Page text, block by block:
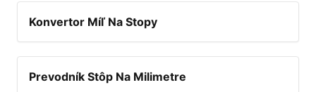
Konvertor Míľ Na Stopy
Prevodník Stôp Na Milimetre